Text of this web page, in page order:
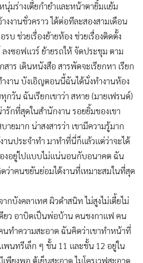
มร่างเตี้ยกำยำและหน้าตายิ้มแย้ม
งานชั่วคราว ได้ต่อทีละสองสามเดือน
บ ช่วยเรื่องย้ายห้อง ช่วยเรื่องติดตั้ง
งซอฟแวร์ ย้ายรถให้ จัดประชุม ตาม
สาร เดินหนังสือ สารพัดจะเรียกหา เรียก
ำงาน บังเอิญตอนนี้ฉันได้นั่งทำงานห้อง
วัน ฉันเรียกเขาว่า สหาย (มายเฟรนด์)
รักที่สุดในสำนักงาน รอยยิ้มของเขา
ยมาก น่าสงสารว่า เขามีความรู้มาก
านประจำทำ มาทำที่นี่ก็แล้วแต่ว่าจะได้
อยู่ไปแบบไม่แน่นอนกับอนาคต ฉัน
ดว่าคนขยันย่อมได้งานที่เหมาะสมในที่สุด
บังคลาเทศ ผิวดำสนิท ไม่สูงไม่เตี้ยไม่
ยว อาบิดเป็นพ่อบ้าน คนชงกาแฟ คน
นทำความสะอาด ฉันคิดว่าเขาทำหน้าที่
พนทรีเล็ก ๆ ชั้น 11 และชั้น 12 อยู่ใน
พียงพอ ตู้เย็นสะอาด ไมโครเวฟสะอาด